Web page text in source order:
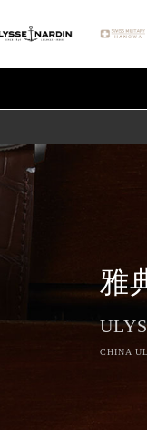
雅
CHINA
2026年8月雅典中
2026年8月雅典全
雅典官方全国统
2026年8月雅典售
北京市朝阳区建